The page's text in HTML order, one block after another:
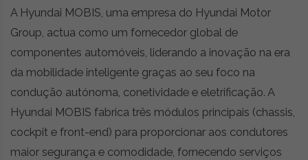
A Hyundai MOBIS, uma empresa do Hyundai Motor
Group, actua como um fornecedor global de
componentes automóveis, liderando a inovação na era
da mobilidade inteligente graças ao seu foco na
condução autónoma, conetividade e eletrificação. A
Hyundai MOBIS fabrica três módulos principais (chassis,
cockpit e front-end) para proporcionar aos condutores
maior segurança e comodidade, fornecendo serviços